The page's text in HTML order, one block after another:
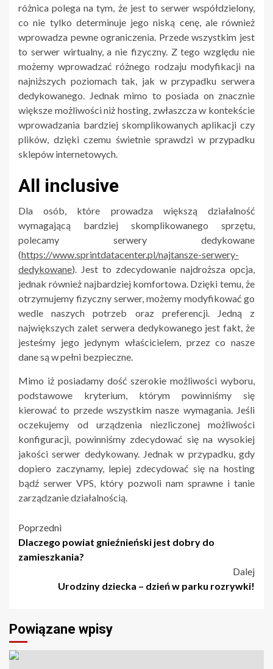
różnica polega na tym, że jest to serwer współdzielony,
co nie tylko determinuje jego niską cenę, ale również
wprowadza pewne ograniczenia. Przede wszystkim jest
to serwer wirtualny, a nie fizyczny. Z tego względu nie
możemy wprowadzać różnego rodzaju modyfikacji na
najniższych poziomach tak, jak w przypadku serwera
dedykowanego. Jednak mimo to posiada on znacznie
większe możliwości niż hosting, zwłaszcza w kontekście
wprowadzania bardziej skomplikowanych aplikacji czy
plików, dzięki czemu świetnie sprawdzi w przypadku
sklepów internetowych.
All inclusive
Dla osób, które prowadza większą działalność
wymagającą bardziej skomplikowanego sprzętu,
polecamy serwery dedykowane
(https://www.sprintdatacenter.pl/najtansze-serwery-
dedykowane). Jest to zdecydowanie najdroższa opcja,
jednak również najbardziej komfortowa. Dzięki temu, że
otrzymujemy fizyczny serwer, możemy modyfikować go
wedle naszych potrzeb oraz preferencji. Jedną z
największych zalet serwera dedykowanego jest fakt, że
jesteśmy jego jedynym właścicielem, przez co nasze
dane są w pełni bezpieczne.
Mimo iż posiadamy dość szerokie możliwości wyboru,
podstawowe kryterium, którym powinniśmy się
kierować to przede wszystkim nasze wymagania. Jeśli
oczekujemy od urządzenia niezliczonej możliwości
konfiguracji, powinniśmy zdecydować się na wysokiej
jakości serwer dedykowany. Jednak w przypadku, gdy
dopiero zaczynamy, lepiej zdecydować się na hosting
bądź serwer VPS, który pozwoli nam sprawne i tanie
zarządzanie działalnością.
Nawigacja
wpisu
Poprzedni
Dlaczego powiat gnieźnieński jest dobry do
zamieszkania?
Dalej
Urodziny dziecka – dzień w parku rozrywki!
Powiązane wpisy